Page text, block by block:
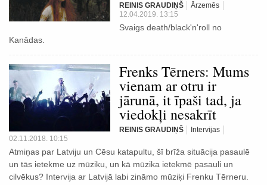
REINIS GRAUDIŅŠ
Ārzemēs
12.04.2019. 13:15
Svaigs death/black'n'roll no
Kanādas.
Frenks Tērners: Mums
vienam ar otru ir
jārunā, it īpaši tad, ja
viedokļi nesakrīt
REINIS GRAUDIŅŠ
Intervijas
02.11.2018. 10:15
Atmiņas par Latviju un Cēsu katapultu, šī brīža situācija pasaulē
un tās ietekme uz mūziku, un kā mūzika ietekmē pasauli un
cilvēkus? Intervija ar Latvijā labi zināmo mūziķi Frenku Tērneru.